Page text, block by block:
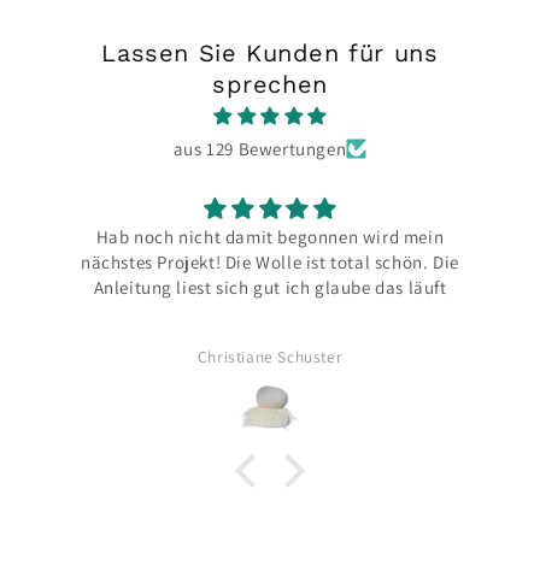
Lassen Sie Kunden für uns
sprechen
aus 129 Bewertungen
begonnen wird mein
ist total schön. Die
ich glaube das läuft
Bin jedes Mal aufs Neue
und das Paket sehr